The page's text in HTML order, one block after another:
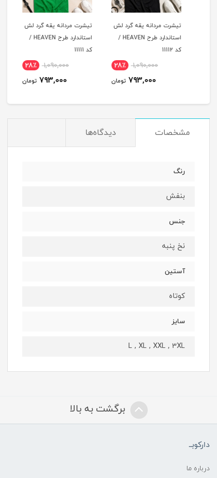
تیشرت مردانه یقه گرد لش
استاندارد طرح HEAVEN /
کد 11112
1,090,000 28٪
793,000 تومان
تیشرت مردانه یقه گرد لش
استاندارد طرح HEAVEN /
کد 11111
1,090,000 28٪
793,000 تومان
مشخصات دیدگاه‌ها
رنگ
بنفش
جنس
نخ پنبه
آستین
کوتاه
سایز
L , XL , XXL , 3XL
برگشت به بالا
دارکوبــ
درباره ما